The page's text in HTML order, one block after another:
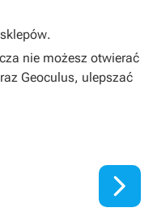
sklepów.
nie możesz otwierać
Geoculus, ulepszać
